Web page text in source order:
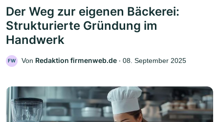
Der Weg zur eigenen Bäckerei:
Strukturierte Gründung im
Handwerk
FW Von Redaktion firmenweb.de ‧ 08. September 2025